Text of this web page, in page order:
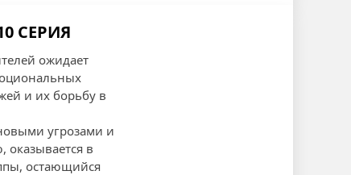
СЕРИЯ
ожидает
и их борьбу в
угрозами и
в
остающийся